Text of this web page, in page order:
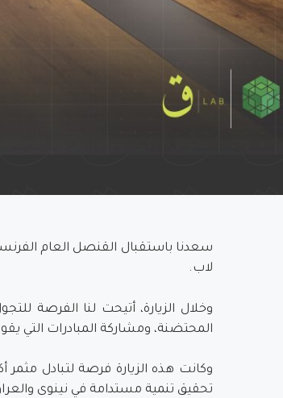
سعدنا باستقبال القنصل العام
لاب.
وخلال الزيارة، أتيحت لنا الفرصة
المحتضنة، ومشاركة المبادرات التي
وكانت هذه الزيارة فرصة لتبادل مثمر
تحقيق تنمية مستدامة في نينوى